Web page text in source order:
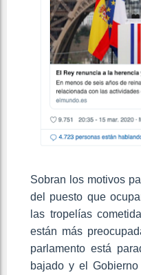
Sobran los motivos
del puesto que
las tropelías
están más
parlamento está
bajado y el